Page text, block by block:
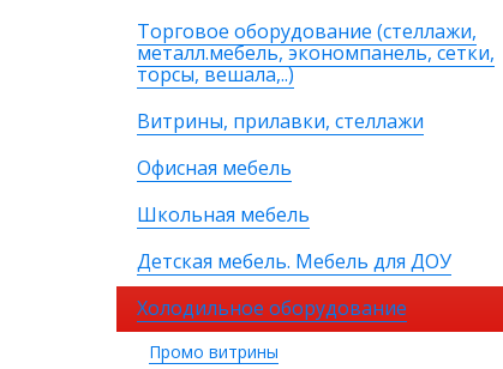
Торговое оборудование (стеллажи,
металл.мебель, экономпанель, сетки,
торсы, вешала,..)
Витрины, прилавки, стеллажи
Офисная мебель
Школьная мебель
Детская мебель. Мебель для ДОУ
Холодильное оборудование
Промо витрины